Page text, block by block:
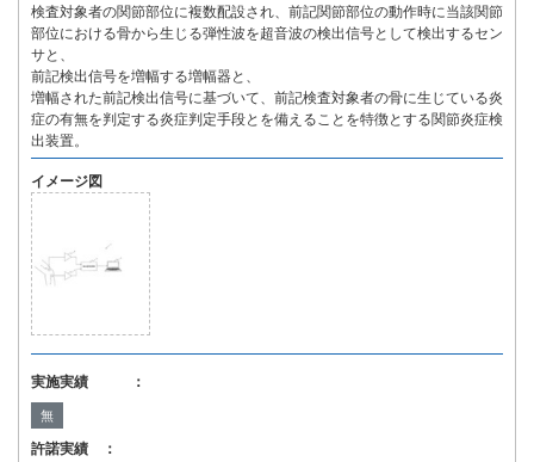
検査対象者の関節部位に複数配設され、前記関節部位の動作時に当該関節
部位における骨から生じる弾性波を超音波の検出信号として検出するセン
サと、
前記検出信号を増幅する増幅器と、
増幅された前記検出信号に基づいて、前記検査対象者の骨に生じている炎
症の有無を判定する炎症判定手段とを備えることを特徴とする関節炎症検
出装置。
イメージ図
実施実績 ：
無
許諾実績 ：